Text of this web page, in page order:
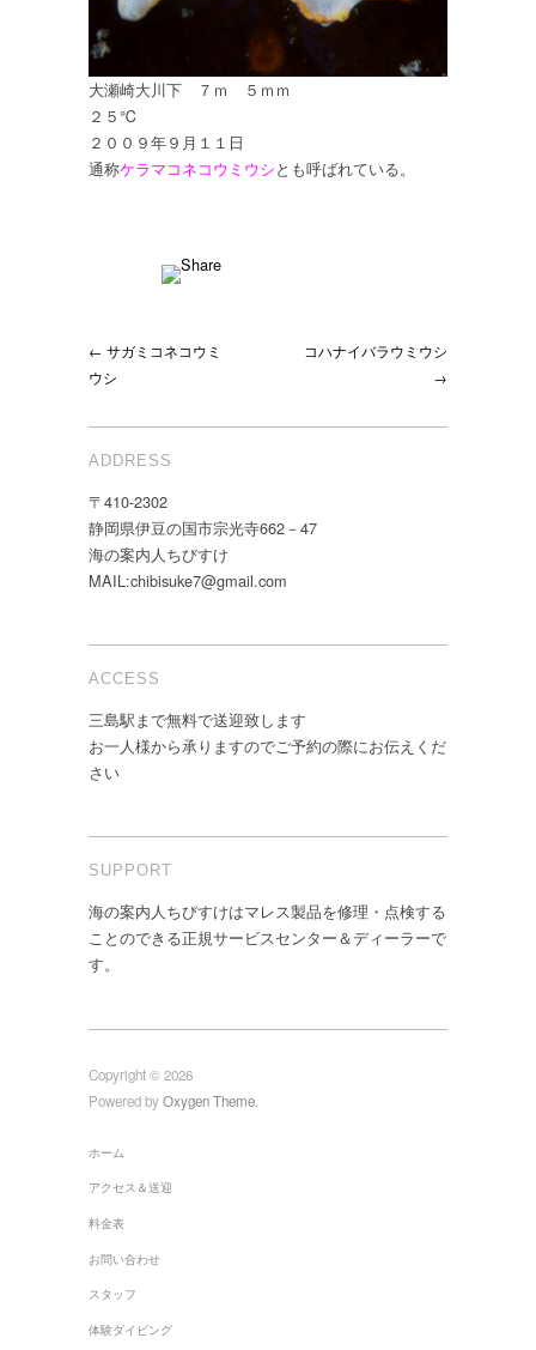
大瀬崎大川下 ７ｍ ５ｍｍ
２５℃
２００９年９月１１日
通称ケラマコネコウミウシとも呼ばれている。
← サガミコネコウミ
ウシ
コハナイバラウミウシ
→
ADDRESS
〒410-2302
静岡県伊豆の国市宗光寺662－47
海の案内人ちびすけ
MAIL:chibisuke7@gmail.com
ACCESS
三島駅まで無料で送迎致します
お一人様から承りますのでご予約の際にお伝えくだ
さい
SUPPORT
海の案内人ちびすけはマレス製品を修理・点検する
ことのできる正規サービスセンター＆ディーラーで
す。
Copyright © 2026
Powered byOxygen Theme
ホーム
アクセス＆送迎
料金表
お問い合わせ
スタッフ
体験ダイビング